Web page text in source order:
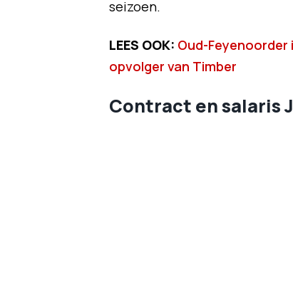
seizoen.
LEES OOK: Oud-
opvolger van Timber
Contract en salaris